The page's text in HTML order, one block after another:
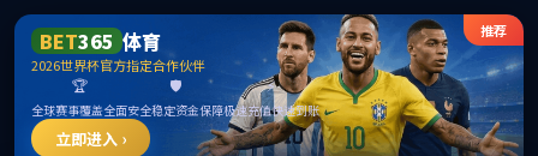
中国·必威(bw·西汉姆联)有限公司-Official
website